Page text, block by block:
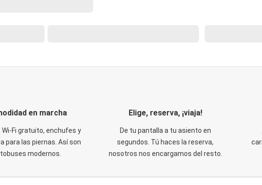
en marcha
Wi-Fi gratuito, enchufes y
para las piernas. Así son
modernos.
Elige, reserva, ¡viaja!
De tu pantalla a tu asiento en
segundos. Tú haces la reserva,
nosotros nos encargamos del resto.